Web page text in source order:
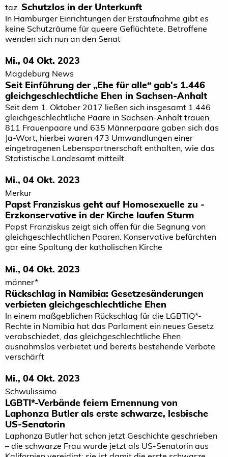
taz Schutzlos in der Unterkunft
In Hamburger Einrichtungen der Erstaufnahme gibt es
keine Schutzräume für queere Geflüchtete. Betroffene
wenden sich nun an den Senat
Mi., 04 Okt. 2023
Magdeburg News
Seit Einführung der „Ehe für alle“ gab's 1.446
gleichgeschlechtliche Ehen in Sachsen-Anhalt
Seit dem 1. Oktober 2017 ließen sich insgesamt 1.446
gleichgeschlechtliche Paare in Sachsen-Anhalt trauen.
811 Frauenpaare und 635 Männerpaare gaben sich das
Ja-Wort, hierbei waren 473 Umwandlungen einer
eingetragenen Lebenspartnerschaft enthalten, wie das
Statistische Landesamt mitteilt.
Mi., 04 Okt. 2023
Merkur
Papst Franziskus geht auf Homosexuelle zu -
Erzkonservative in der Kirche laufen Sturm
Papst Franziskus zeigt sich offen für die Segnung von
gleichgeschlechtlichen Paaren. Konservative befürchten
gar eine Spaltung der katholischen Kirche
Mi., 04 Okt. 2023
männer*
Rückschlag in Namibia: Gesetzesänderungen
verbieten gleichgeschlechtliche Ehen
In einem maßgeblichen Rückschlag für die LGBTIQ*-
Rechte in Namibia hat das Parlament ein neues Gesetz
verabschiedet, das gleichgeschlechtliche Ehen
ausnahmslos verbietet und bereits bestehende Verbote
verschärft
Mi., 04 Okt. 2023
Schwulissimo
LGBTI*-Verbände feiern Ernennung von
Laphonza Butler als erste schwarze, lesbische
US-Senatorin
Laphonza Butler hat schon jetzt Geschichte geschrieben
– die schwarze Frau wurde jetzt als US-Senatorin aus